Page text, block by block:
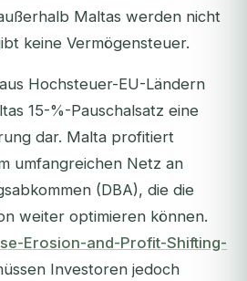
Maltas werden nicht
keine Vermögensteuer.
Hochsteuer-EU-Ländern
15-%-Pauschalsatz eine
dar. Malta profitiert
umfangreichen Netz an
(DBA), die die
weiter optimieren können.
Erosion-and-Profit-Shifting-
Investoren jedoch